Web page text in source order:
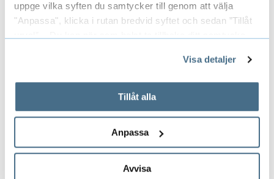
uppge vilka syften du samtycker till genom att välja
"Anpassa", klicka i rutan bredvid syftet och sedan ”Tillåt
används och hur vi och våra leverantörer inhämtar och
behandlar personuppgifter.
Visa detaljer
Tillåt alla
Anpassa
Avvisa
Rumsnummer: J 437
033-435 4265
Muntlig och skriftlig kommunikation
Rumsnummer: J 436